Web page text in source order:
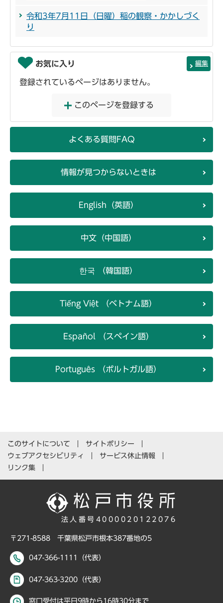
令和3年7月11日（日曜）稲の観察・かかしづく
り
お気に入り 編集
登録されているページはありません。
このページを登録する
よくある質問FAQ
情報が見つからないときは
English（英語）
中文（中国語）
한국 （韓国語）
Tiếng Việt （ベトナム語）
Español （スペイン語）
Português （ポルトガル語）
このサイトについて
サイトポリシー
ウェブアクセシビリティ
サービス休止情報
リンク集
法人番号4000020122076
〒271-8588 千葉県松戸市根本387番地の5
047-366-1111（代表）
047-363-3200（代表）
窓口受付は平日9時から16時30分まで